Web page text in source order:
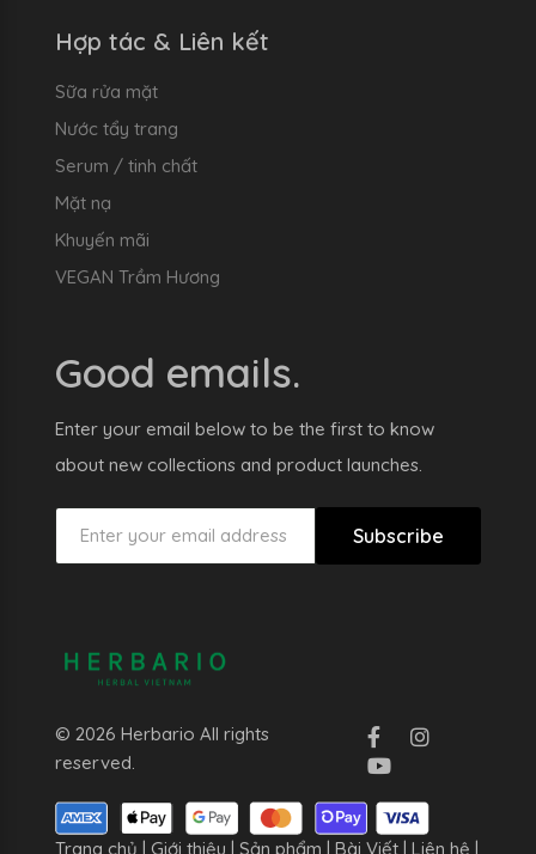
Hợp tác & Liên kết
Sữa rửa mặt
Nước tẩy trang
Serum / tinh chất
Mặt nạ
Khuyến mãi
VEGAN Trầm Hương
Good emails.
Enter your email below to be the first to know
about new collections and product launches.
Subscribe
© 2026 Herbario All rights
reserved.
Trang chủ Giới thiệu Sản phẩm Bài Viết Liên hệ